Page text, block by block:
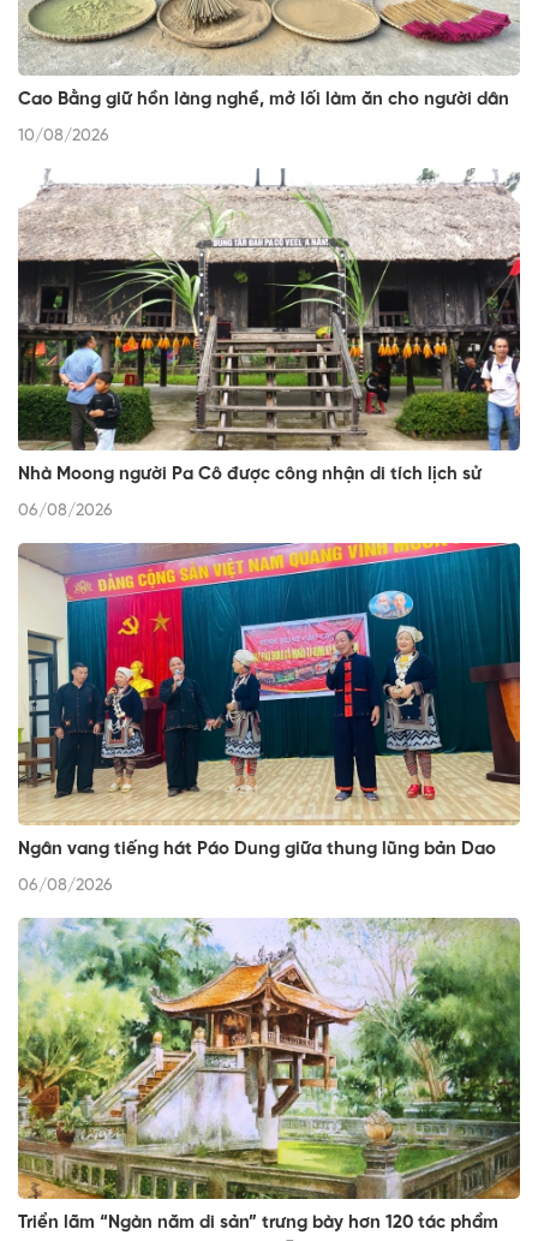
Cao Bằng giữ hồn làng nghề, mở lối làm ăn cho người dân
10/08/2026
Nhà Moong người Pa Cô được công nhận di tích lịch sử
06/08/2026
Ngân vang tiếng hát Páo Dung giữa thung lũng bản Dao
06/08/2026
Triển lãm “Ngàn năm di sản” trưng bày hơn 120 tác phẩm